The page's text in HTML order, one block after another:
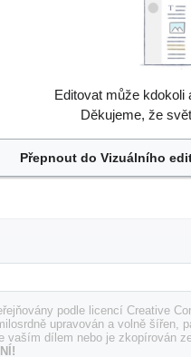
podle licencí Creative
upravován a volně šířen,
dílem nebo je zkopírován
Editovat může kdokoli
Děkujeme, že
Přepnout do Vizuálního